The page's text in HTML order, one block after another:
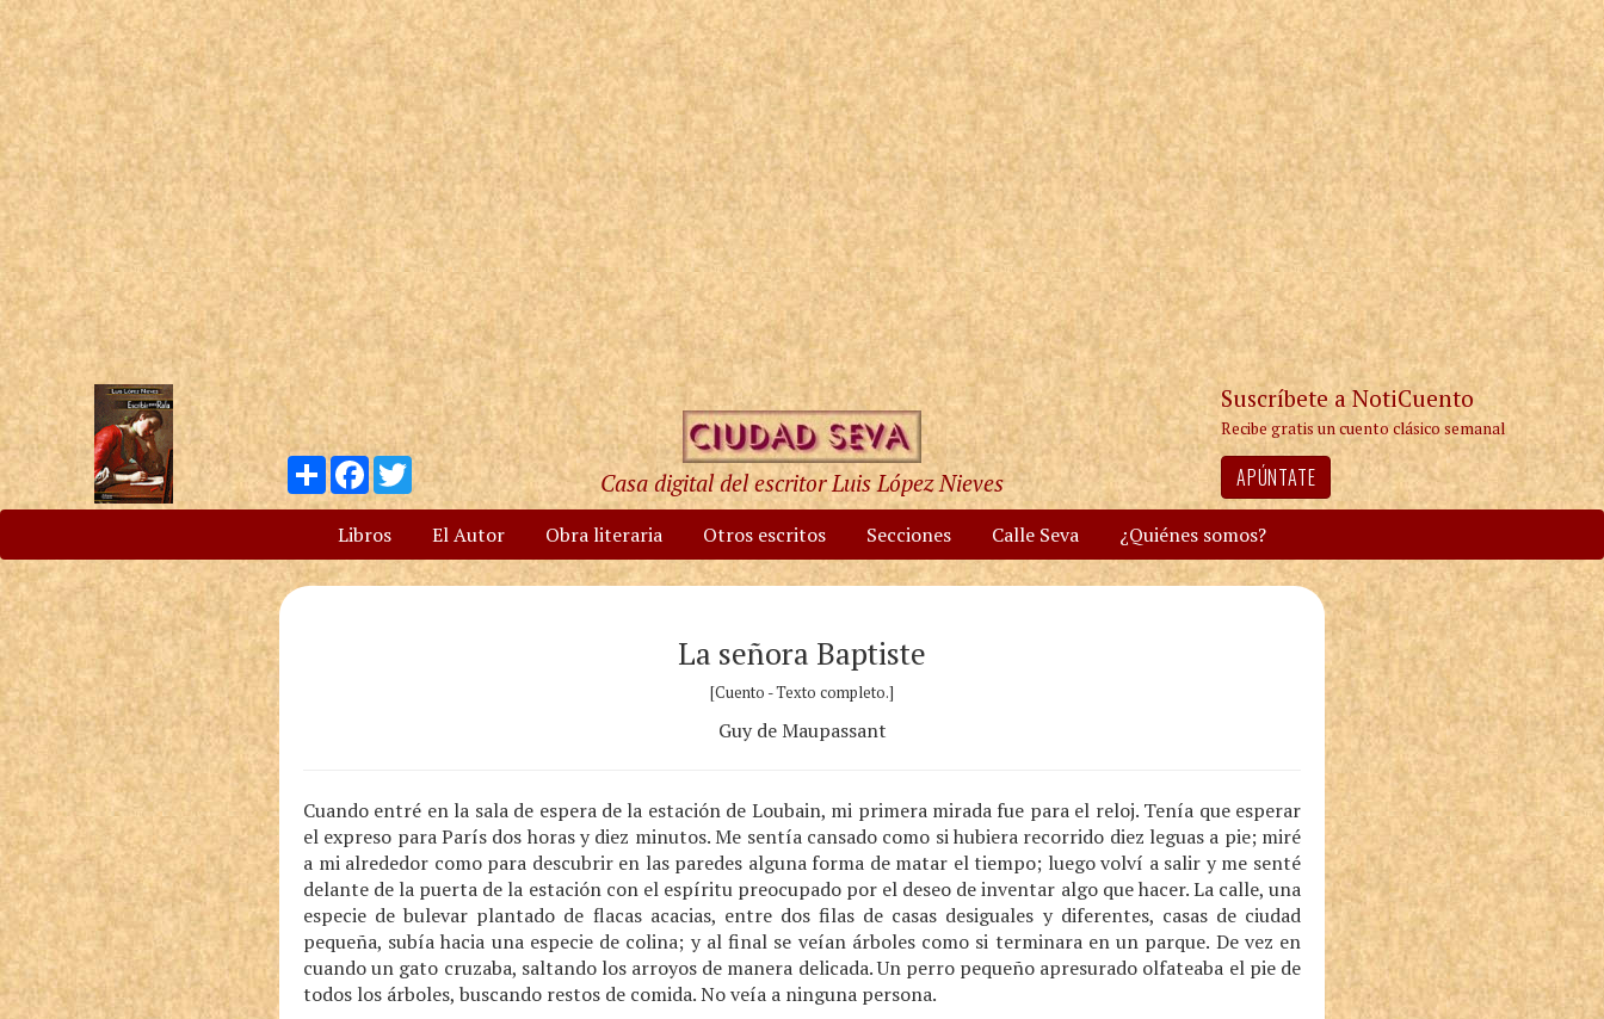
Compartir
Facebook
Twitter
Casa digital del escritor Luis López Nieves
Suscríbete a NotiCuento
Recibe gratis un cuento clásico semanal
APÚNTATE
Libros El Autor Obra literaria Otros escritos Secciones Calle Seva ¿Quiénes somos?
La señora Baptiste
[Cuento - Texto completo.]
Guy de Maupassant
Cuando entré en la sala de espera de la estación de Loubain, mi primera mirada fue para el reloj. Tenía que esperar
el expreso para París dos horas y diez minutos. Me sentía cansado como si hubiera recorrido diez leguas a pie; miré
a mi alrededor como para descubrir en las paredes alguna forma de matar el tiempo; luego volví a salir y me senté
delante de la puerta de la estación con el espíritu preocupado por el deseo de inventar algo que hacer. La calle, una
especie de bulevar plantado de flacas acacias, entre dos filas de casas desiguales y diferentes, casas de ciudad
pequeña, subía hacia una especie de colina; y al final se veían árboles como si terminara en un parque. De vez en
cuando un gato cruzaba, saltando los arroyos de manera delicada. Un perro pequeño apresurado olfateaba el pie de
todos los árboles, buscando restos de comida. No veía a ninguna persona.